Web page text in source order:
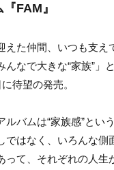
FAM』
えた仲間、いつも支
んなで大きな“家族”」
待望の発売。
ルバムは“家族感”と
ではなく、いろんな
って、それぞれの人